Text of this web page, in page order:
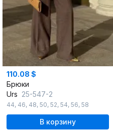
110.08 $
Брюки
Urs 25-547-2
44, 46, 48, 50, 52, 54, 56, 58
В корзину